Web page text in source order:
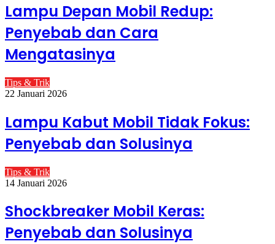
Lampu Depan Mobil Redup:
Penyebab dan Cara
Mengatasinya
Tips & Trik
22 Januari 2026
Lampu Kabut Mobil Tidak Fokus:
Penyebab dan Solusinya
Tips & Trik
14 Januari 2026
Shockbreaker Mobil Keras:
Penyebab dan Solusinya